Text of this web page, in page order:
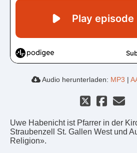
Audio herunterladen: MP3 |
Uwe Habenicht ist Pfarrer in der
Straubenzell St. Gallen West und
Religion».